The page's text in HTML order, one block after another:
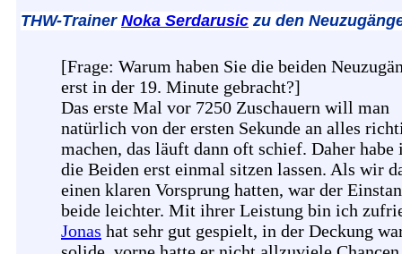
THW-Trainer Noka Serdarusic zu den
[Frage: Warum haben Sie die beiden
erst in der 19. Minute gebracht?]
Das erste Mal vor 7250 Zuschauern will man
natürlich von der ersten Sekunde an alles
machen, das läuft dann oft schief. Daher habe
die Beiden erst einmal sitzen lassen. Als wir
einen klaren Vorsprung hatten, war der
beide leichter. Mit ihrer Leistung bin ich
Jonas hat sehr gut gespielt, in der Deckung